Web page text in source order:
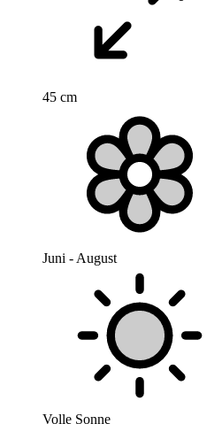
45 cm
Juni - August
Volle Sonne